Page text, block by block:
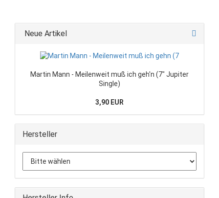
Neue Artikel
Martin Mann - Meilenweit muß ich geh'n (7" Jupiter
Single)
3,90 EUR
Hersteller